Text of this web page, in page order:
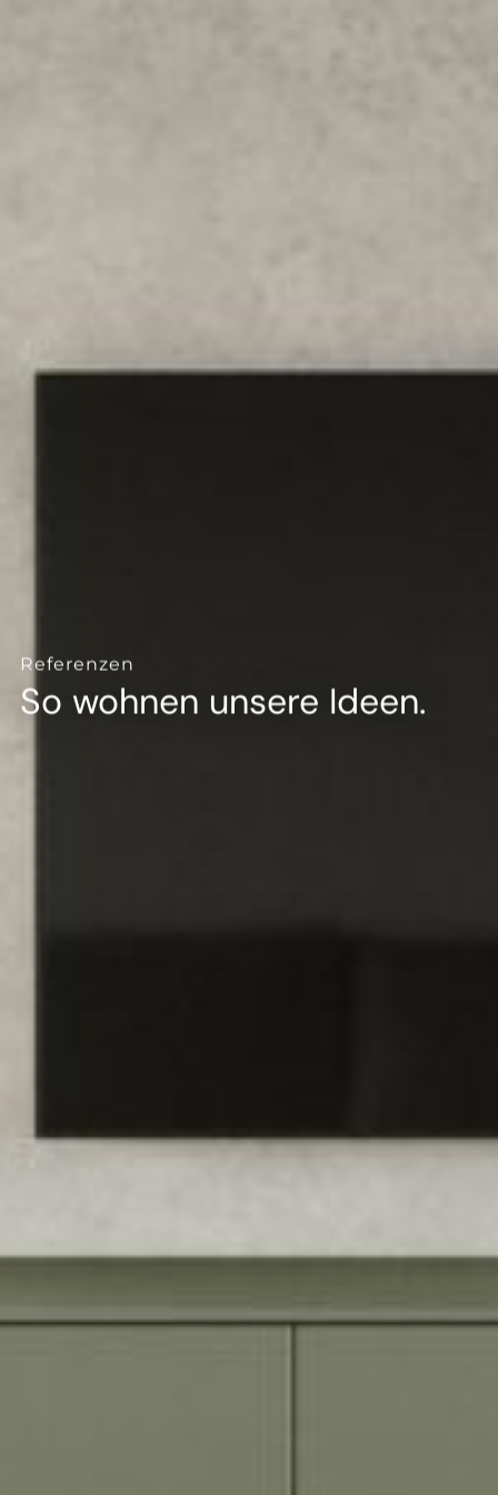
--
--
--
--
Referenzen
So wohnen unsere Ideen.